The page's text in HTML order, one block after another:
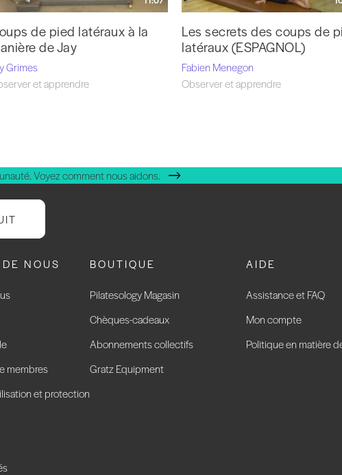
de pied latéraux à la
de Jay
Grimes
et apprendre
Les secrets des coups de
latéraux (ESPAGNOL)
Fabien Menegon
Observer et apprendre
Voyez comment nous aidons.
NOUS
membres
et protection
BOUTIQUE
Pilatesology Magasin
Chèques-cadeaux
Abonnements collectifs
Gratz Equipment
AIDE
Assistance et FAQ
Mon compte
Politique en matière